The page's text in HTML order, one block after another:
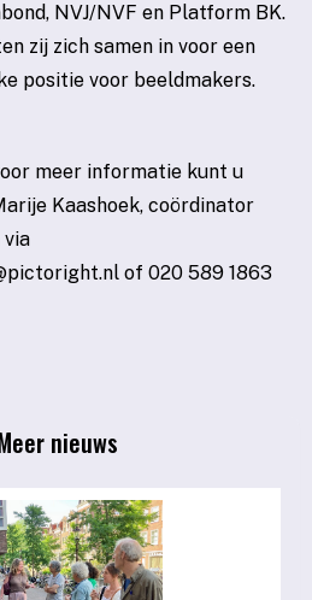
NVJ/NVF en Platform BK.
zij zich samen in voor een
positie voor beeldmakers.
meer informatie kunt u
Kaashoek, coördinator
via
of 020 589 1863
nieuws